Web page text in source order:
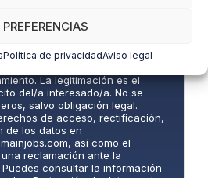
Política de privacidadAviso legal
esta web. La finalidad de la
a la newsletter así como para
La legitimación es el
del/a interesado/a. No se
salvo obligación legal.
de acceso, rectificación,
de los datos en
, así como el
reclamación ante la
consultar la información